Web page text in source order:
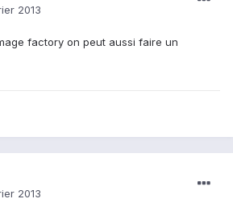
2013
factory on peut aussi faire un
2013